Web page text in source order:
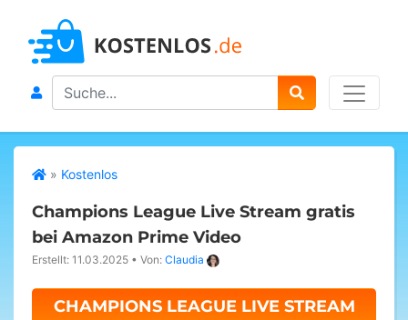
Search
» Kostenlos
Champions League Live Stream gratis
bei Amazon Prime Video
Erstellt: 11.03.2025 • Von: Claudia
CHAMPIONS LEAGUE LIVE STREAM